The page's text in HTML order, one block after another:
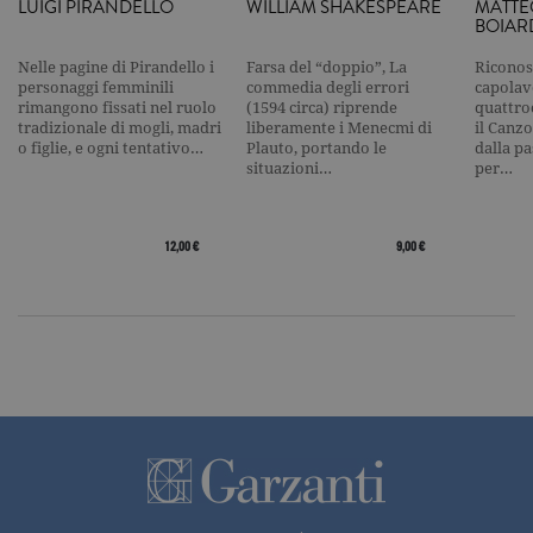
LUIGI PIRANDELLO
Nelle pagine di Pirandello i
personaggi femminili
rimangono fissati nel ruolo
tradizionale di mogli, madri
o figlie, e ogni tentativo…
12,00 €
WILLIAM SHAKESPEARE
Farsa del “doppio”, La
commedia degli errori
(1594 circa) riprende
liberamente i Menecmi di
Plauto, portando le
situazioni…
9,00 €
il
dalla
per…
raccolta di
su siti ad
traffico.
current_url
.garzanti.it Sessione
Questo
viene
per
pagina
_gat_UA-16356920-1
.garzanti.it
Si tratta di
una